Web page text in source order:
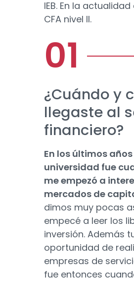
IEB. En la
CFA nivel II.
¿Cuándo y
llegaste al
financiero?
En los últimos
universidad fue
me empezó a
mercados de
dimos muy pocas
empecé a leer los
inversión. Además
oportunidad de
empresas de
fue entonces